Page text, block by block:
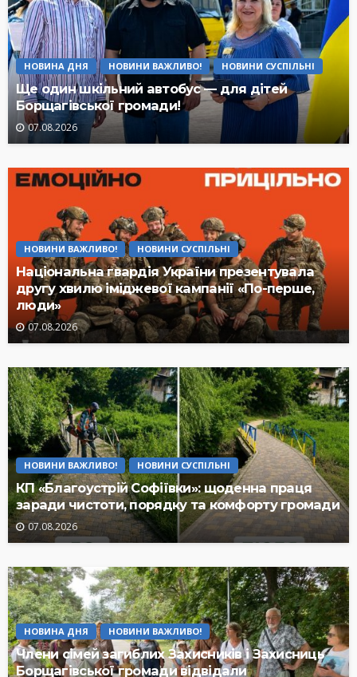
НОВИНА ДНЯ НОВИНИ ВАЖЛИВО! НОВИНИ СУСПІЛЬНІ
Ще один шкільний автобус — для дітей
Борщагівської громади!
07.08.2026
НОВИНИ ВАЖЛИВО! НОВИНИ СУСПІЛЬНІ
Національна гвардія України презентувала
другу хвилю іміджевої кампанії «По-перше,
люди»
07.08.2026
НОВИНИ ВАЖЛИВО! НОВИНИ СУСПІЛЬНІ
КП «Благоустрій Софіївки»: щоденна праця
заради чистоти, порядку та комфорту громади
07.08.2026
НОВИНА ДНЯ НОВИНИ ВАЖЛИВО!
Члени сімей загиблих Захисників і Захисниць
Борщагівської громади відвідали